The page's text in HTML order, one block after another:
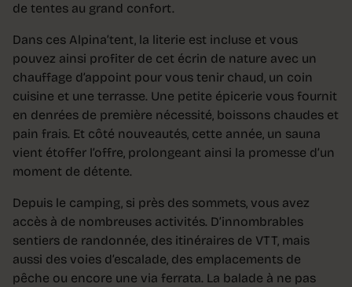
de tentes au grand confort.
Dans ces Alpina’tent, la literie est incluse et vous
pouvez ainsi profiter de cet écrin de nature avec un
chauffage d’appoint pour vous tenir chaud, un coin
cuisine et une terrasse. Une petite épicerie vous fournit
en denrées de première nécessité, boissons chaudes et
pain frais. Et côté nouveautés, cette année, un sauna
vient étoffer l’offre, prolongeant ainsi la promesse d’un
moment de détente.
Depuis le camping, si près des sommets, vous avez
accès à de nombreuses activités. D’innombrables
sentiers de randonnée, des itinéraires de VTT, mais
aussi des voies d’escalade, des emplacements de
pêche ou encore une via ferrata. La balade à ne pas